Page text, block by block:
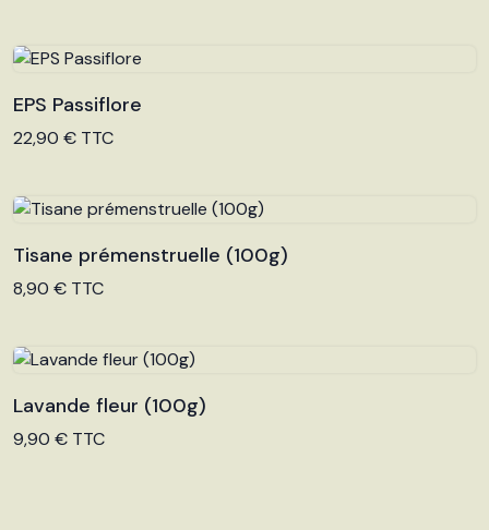
Voir le produit
EPS Passiflore
22,90 € TTC
Voir le produit
Tisane prémenstruelle (100g)
8,90 € TTC
Voir le produit
Lavande fleur (100g)
9,90 € TTC